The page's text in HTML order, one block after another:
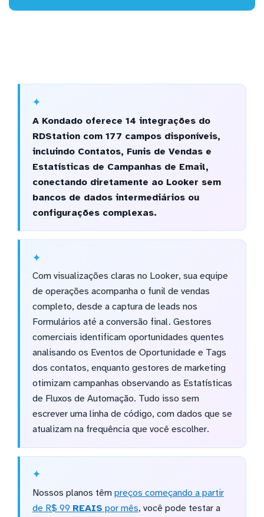
A Kondado oferece 14 integrações do
RDStation com 177 campos disponíveis,
incluindo Contatos, Funis de Vendas e
Estatísticas de Campanhas de Email,
conectando diretamente ao Looker sem
bancos de dados intermediários ou
configurações complexas.
Com visualizações claras no Looker, sua equipe
de operações acompanha o funil de vendas
completo, desde a captura de leads nos
Formulários até a conversão final. Gestores
comerciais identificam oportunidades quentes
analisando os Eventos de Oportunidade e Tags
dos contatos, enquanto gestores de marketing
otimizam campanhas observando as Estatísticas
de Fluxos de Automação. Tudo isso sem
escrever uma linha de código, com dados que se
atualizam na frequência que você escolher.
Nossos planos têm preços começando a partir
de R$ 99 REAIS por mês, você pode testar a